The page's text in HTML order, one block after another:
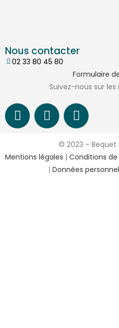
Nous contacter
02 33 80 45 80
Formulaire
Suivez-nous sur
© 2023 –
Mentions légales | Conditions
| Données